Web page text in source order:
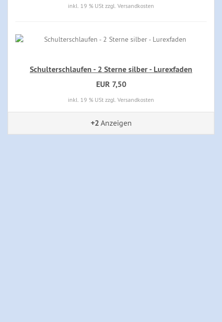
inkl. 19 % USt zzgl. Versandkosten
Schulterschlaufen - 2 Sterne silber - Lurexfaden
EUR 7,50
inkl. 19 % USt zzgl. Versandkosten
+2 Anzeigen